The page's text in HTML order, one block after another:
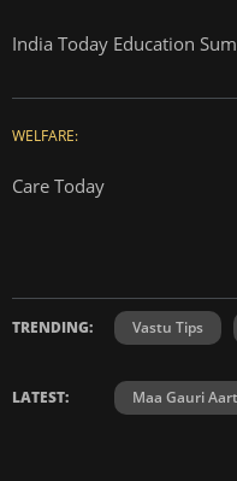
India Today Education
WELFARE:
Care Today
TRENDING: Vastu Tips
LATEST: Maa Gauri